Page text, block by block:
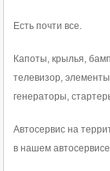
Есть почти все.
Капоты, крылья,
телевизор,
генераторы,
Автосервис на
в нашем